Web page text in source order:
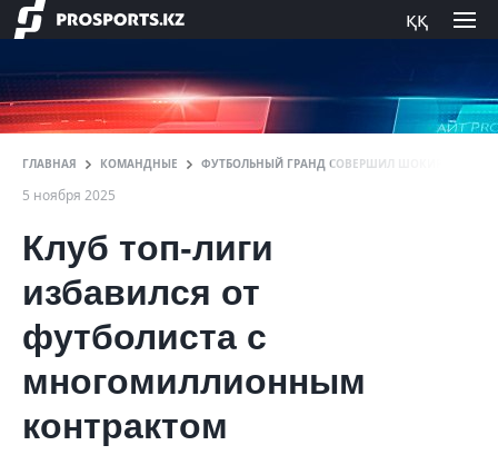
ққ
ГЛАВНАЯ КОМАНДНЫЕ ФУТБОЛЬНЫЙ ГРАНД СОВЕРШИЛ ШОКИРУЮЩИЙ
5 ноября 2025
Клуб топ-лиги
избавился от
футболиста с
многомиллионным
контрактом